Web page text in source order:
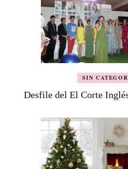
SIN
Desfile del El Corte